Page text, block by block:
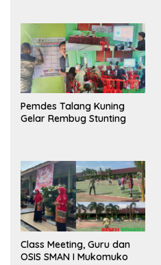
Pasar
Pemdes Talang Kuning
Gelar Rembug Stunting
Class Meeting, Guru dan
OSIS SMAN I Mukomuko